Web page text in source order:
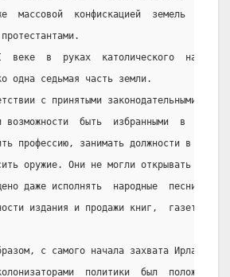
массовой  конфискацией  земель  у
веке  в  руках  католического
одна седьмая часть земли.
с принятыми законодательными
возможности  быть  избранными  в
профессию, занимать должности в
оружие. Они не могли открывать
даже исполнять  народные  песни  и
издания и продажи книг,  газет,
с самого начала захвата Ирландии
политики  был  положен